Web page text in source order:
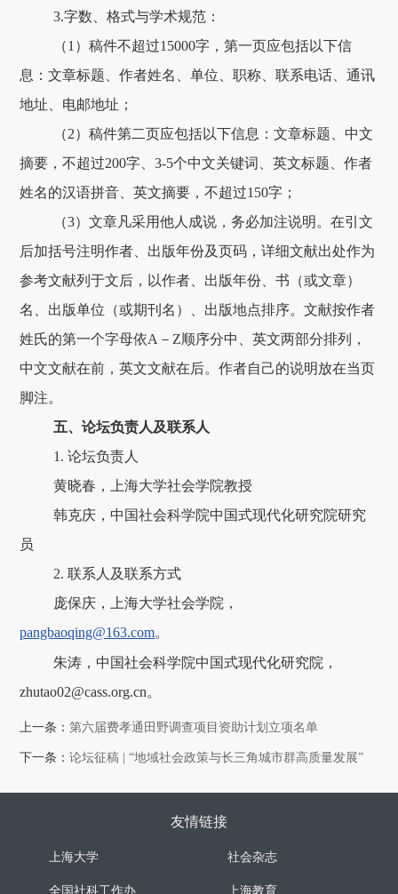
3.字数、格式与学术规范：
（1）稿件不超过15000字，第一页应包括以下信
息：文章标题、作者姓名、单位、职称、联系电话、通讯
地址、电邮地址；
（2）稿件第二页应包括以下信息：文章标题、中文
摘要，不超过200字、3-5个中文关键词、英文标题、作者
姓名的汉语拼音、英文摘要，不超过150字；
（3）文章凡采用他人成说，务必加注说明。在引文
后加括号注明作者、出版年份及页码，详细文献出处作为
参考文献列于文后，以作者、出版年份、书（或文章）
名、出版单位（或期刊名）、出版地点排序。文献按作者
姓氏的第一个字母依A－Z顺序分中、英文两部分排列，
中文文献在前，英文文献在后。作者自己的说明放在当页
脚注。
五、论坛负责人及联系人
1. 论坛负责人
黄晓春，上海大学社会学院教授
韩克庆，中国社会科学院中国式现代化研究院研究
员
2. 联系人及联系方式
庞保庆，上海大学社会学院，
pangbaoqing@163.com。
朱涛，中国社会科学院中国式现代化研究院，
zhutao02@cass.org.cn。
上一条：第六届费孝通田野调查项目资助计划立项名单
下一条：论坛征稿 | “地域社会政策与长三角城市群高质量发展”
友情链接
上海大学 社会杂志
全国社科工作办 上海教育